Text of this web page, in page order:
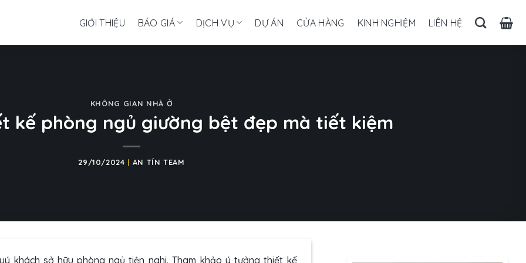
GIỚI THIỆU BÁO GIÁ DỊCH VỤ DỰ ÁN CỬA HÀNG KINH NGHIỆM LIÊN HỆ
KHÔNG GIAN NHÀ Ở
kế phòng ngủ giường bệt đẹp mà tiết kiệm
29/10/2024 | AN TÍN TEAM
khách sở hữu phòng ngủ tiện nghi. Tham khảo ý tưởng thiết kế